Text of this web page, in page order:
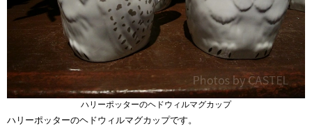
ハリーポッターのヘドウィルマグカップ
ハリーポッターのヘドウィルマグカップです。